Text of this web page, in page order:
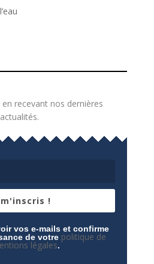
recevant nos dernières
actualités.
m'inscris !
vos e-mails et confirme
de votre politique de
légales.